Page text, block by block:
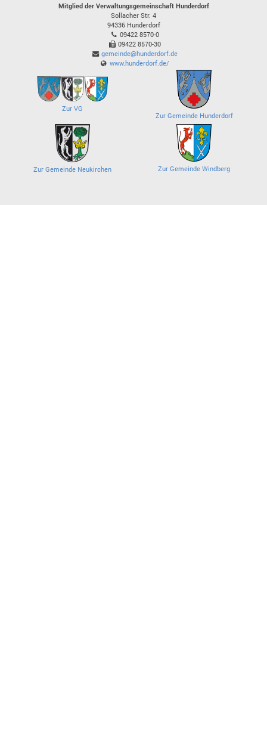
Mitglied der Verwaltungsgemeinschaft Hunderdorf
Sollacher Str. 4
94336 Hunderdorf
09422 8570-0
09422 8570-30
gemeinde@hunderdorf.de
www.hunderdorf.de/
Zur VG
Zur Gemeinde Hunderdorf
Zur Gemeinde Neukirchen Zur Gemeinde Windberg